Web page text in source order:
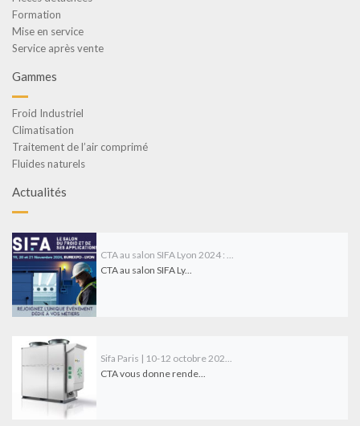
Formation
Mise en service
Service après vente
Gammes
Froid Industriel
Climatisation
Traitement de l’air comprimé
Fluides naturels
Actualités
CTA au salon SIFA Lyon 2024 : ...
CTA au salon SIFA Ly...
Sifa Paris | 10-12 octobre 202...
CTA vous donne rende...